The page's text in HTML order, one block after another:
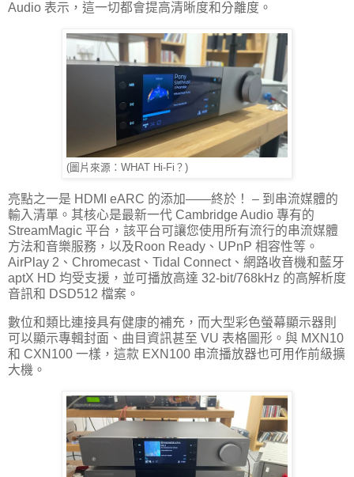
Audio 表示，這一切都會提高清晰度和分離度。
(圖片來源：WHAT Hi-Fi？)
亮點之一是 HDMI eARC 的添加——終於！ – 到串流媒體的
輸入清單。其核心是最新一代 Cambridge Audio 專有的
StreamMagic 平台，該平台可讓您使用所有流行的串流媒體
方法和音樂服務，以及Roon Ready、UPnP 相容性等。
AirPlay 2、Chromecast、Tidal Connect、網路收音機和藍牙
aptX HD 均受支援，並可播放高達 32-bit/768kHz 的高解析度
音訊和 DSD512 檔案。
數位和類比連接具有健康的補充，而大型彩色螢幕顯示器則
可以顯示專輯封面、曲目資訊甚至 VU 表格圖形。與 MXN10
和 CXN100 一樣，這款 EXN100 串流播放器也可用作前級擴
大機。